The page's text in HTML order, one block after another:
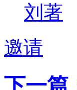
刘著
邀请